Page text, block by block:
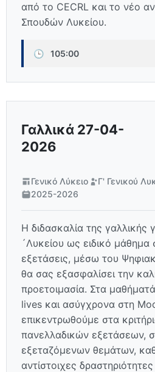
από το CECRL και το νέο
Σπουδών Λυκείου.
🕒 105:00
Γαλλικά 27-04-
2026
Γενικό Λύκειο Γ' Γενικού
2025-2026
Η διδασκαλία της γαλλικής
´Λυκείου ως ειδικό μάθημα
εξετάσεις, μέσω του
θα σας εξασφαλίσει την
προετοιμασία. Στα
lives και ασύγχρονα στη
επικεντρωθούμε στα
πανελλαδικών εξετάσεων,
εξεταζόμενων θεμάτων,
αντίστοιχες